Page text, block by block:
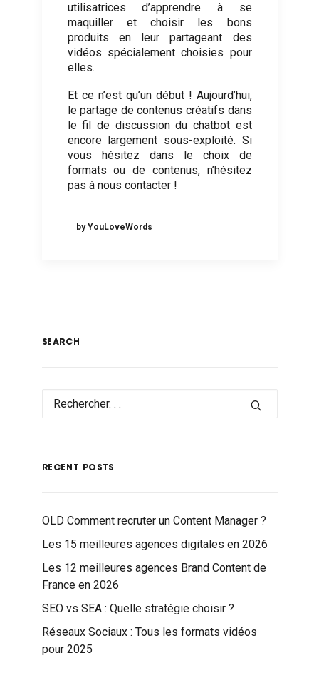
utilisatrices d’apprendre à se
maquiller et choisir les bons
produits en leur partageant des
vidéos spécialement choisies pour
elles.
Et ce n’est qu’un début ! Aujourd’hui,
le partage de contenus créatifs dans
le fil de discussion du chatbot est
encore largement sous-exploité. Si
vous hésitez dans le choix de
formats ou de contenus, n’hésitez
pas à nous contacter !
by YouLoveWords
SEARCH
RECENT POSTS
OLD Comment recruter un Content Manager ?
Les 15 meilleures agences digitales en 2026
Les 12 meilleures agences Brand Content de
France en 2026
SEO vs SEA : Quelle stratégie choisir ?
Réseaux Sociaux : Tous les formats vidéos
pour 2025